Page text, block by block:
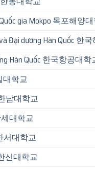
gia Mokpo 목포해양
Đại dương Hàn Quốc 한
Hàn Quốc 한국항공대학
대학교
남대학교
세대학교
서대학교
신대학교